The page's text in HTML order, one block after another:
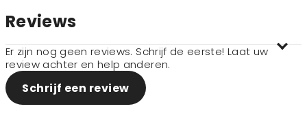
Reviews
Er zijn nog geen reviews. Schrijf de eerste! Laat uw
review achter en help anderen.
Schrijf een review